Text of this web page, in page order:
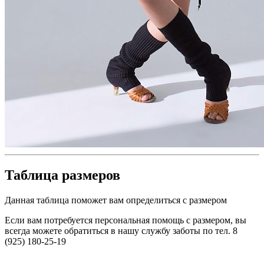
Таблица размеров
Данная таблица поможет вам определиться с размером
Если вам потребуется персональная помощь с размером, вы
всегда можете обратиться в нашу службу заботы по тел. 8
(925) 180-25-19